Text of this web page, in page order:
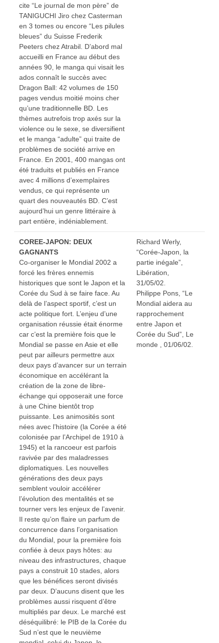
cite “Le journal de mon père” de
TANIGUCHI Jiro chez Casterman
en 3 tomes ou encore “Les pilules
bleues” du Suisse Frederik
Peeters chez Atrabil. D’abord mal
accueilli en France au début des
années 90, le manga qui visait les
ados connaît le succès avec
Dragon Ball: 42 volumes de 150
pages vendus moitié moins cher
qu’une traditionnelle BD. Les
thèmes autrefois trop axés sur la
violence ou le sexe, se diversifient
et le manga “adulte” qui traite de
problèmes de société arrive en
France. En 2001, 400 mangas ont
été traduits et publiés en France
avec 4 millions d’exemplaires
vendus, ce qui représente un
quart des nouveautés BD. C’est
aujourd’hui un genre littéraire à
part entière, indéniablement.
COREE-JAPON: DEUX
GAGNANTS
Co-organiser le Mondial 2002 a
forcé les frères ennemis
historiques que sont le Japon et la
Corée du Sud à se faire face. Au
delà de l’aspect sportif, c’est un
acte politique fort. L’enjeu d’une
organisation réussie était énorme
car c’est la première fois que le
Mondial se passe en Asie et elle
peut par ailleurs permettre aux
deux pays d’avancer sur un terrain
économique en accélérant la
création de la zone de libre-
échange qui opposerait une force
à une Chine bientôt trop
puissante. Les animosités sont
nées avec l’histoire (la Corée a été
colonisée par l’Archipel de 1910 à
1945) et la rancoeur est parfois
ravivée par des maladresses
diplomatiques. Les nouvelles
générations des deux pays
semblent vouloir accélérer
l’évolution des mentalités et se
tourner vers les enjeux de l’avenir.
Il reste qu’on flaire un parfum de
concurrence dans l’organisation
du Mondial, pour la première fois
confiée à deux pays hôtes: au
niveau des infrastructures, chaque
pays a construit 10 stades, alors
que les bénéfices seront divisés
par deux. D’aucuns disent que les
problèmes aussi risquent d’être
multipliés par deux. Le marché est
déséquilibré: le PIB de la Corée du
Sud n’est que le neuvième
Richard Werly,
“Corée-Japon, la
partie inégale”,
Libération,
31/05/02.
Philippe Pons, “Le
Mondial aidera au
rapprochement
entre Japon et
Corée du Sud”, Le
monde , 01/06/02.